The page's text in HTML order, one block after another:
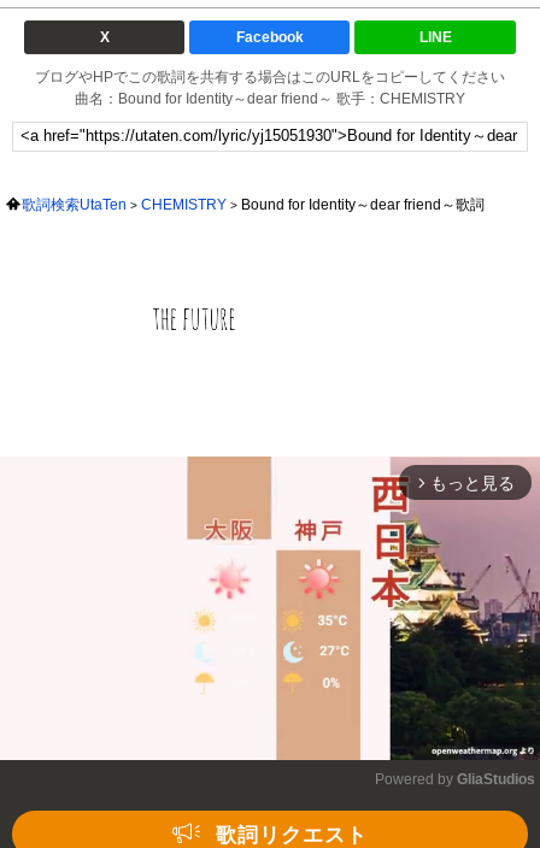
X Facebook LINE
ブログやHPでこの歌詞を共有する場合はこのURLをコピーしてください
曲名：Bound for Identity～dear friend～ 歌手：CHEMISTRY
歌詞検索UtaTen CHEMISTRY Bound for Identity～dear friend～歌詞
arrow_forward_ios もっと見る
Powered by GliaStudios
歌詞リクエスト